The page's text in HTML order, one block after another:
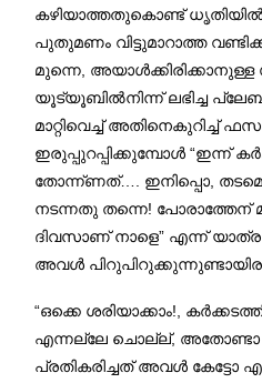
കഴിയാത്തതുകൊണ്ട് ധൃതിയിൽ
പുതുമണം വിട്ടുമാറാത്ത
മുന്നെ, അയാൾക്കിരിക്കാനുള്ള
യൂട്യൂബിൽനിന്ന് ലഭിച്ച
മാറ്റിവെച്ച് അതിനെകുറിച്ച്
ഇരുപ്പുറപ്പിക്കുമ്പോൾ “ഇന്ന്
തോന്ന്ണത്…. ഇനിപ്പൊ,
നടന്നതു തന്നെ! പോരാത്തേന്
ദിവസാണ് നാളെ” എന്ന്
അവൾ
“ഒക്കെ ശരിയാക്കാം!,
എന്നല്ലേ ചൊല്ല്,
പ്രതികരിച്ചത് അവൾ കേട്ടോ